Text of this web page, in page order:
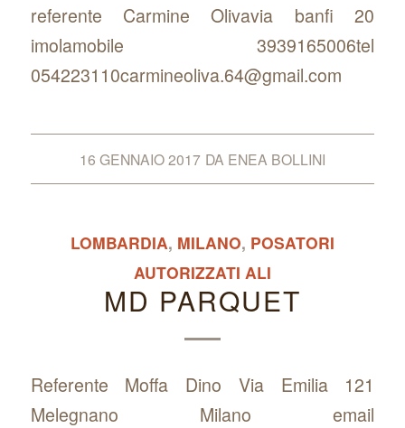
referente Carmine Olivavia banfi 20
imolamobile 3939165006tel
054223110carmineoliva.64@gmail.com
16 GENNAIO 2017 DA ENEA BOLLINI
LOMBARDIA, MILANO, POSATORI
AUTORIZZATI ALI
MD PARQUET
Referente Moffa Dino Via Emilia 121
Melegnano Milano email